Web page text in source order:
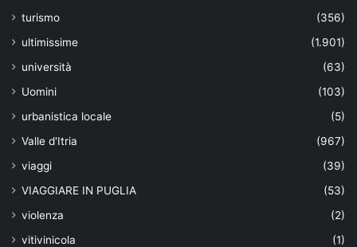
turismo
(356)
ultimissime
(1.901)
università
(63)
Uomini
(103)
urbanistica locale
(5)
Valle d'Itria
(967)
viaggi
(39)
VIAGGIARE IN PUGLIA
(53)
violenza
(2)
vitivinicola
(1)